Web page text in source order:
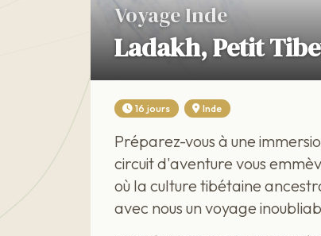
Voyage Inde
Ladakh, Petit
16 jours Inde
Préparez-vous à une
circuit d'aventure vous
où la culture tibétaine
avec nous un voyage